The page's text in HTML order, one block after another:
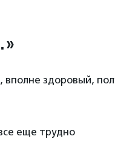
здоровый,
еще трудно